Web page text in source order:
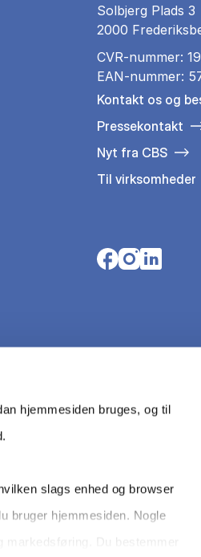
hjemmesiden bruges, og til
slags enhed og browser
bruger hjemmesiden. Nogle
Solbjerg Plads 3
2000
CVR-nummer:
EAN-nummer:
Kontakt os og
Pressekontakt
Nyt fra CBS
Til virksomheder
Opens in a new
Opens in a
Opens in